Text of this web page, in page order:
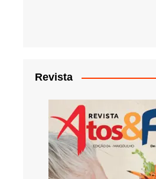
Revista